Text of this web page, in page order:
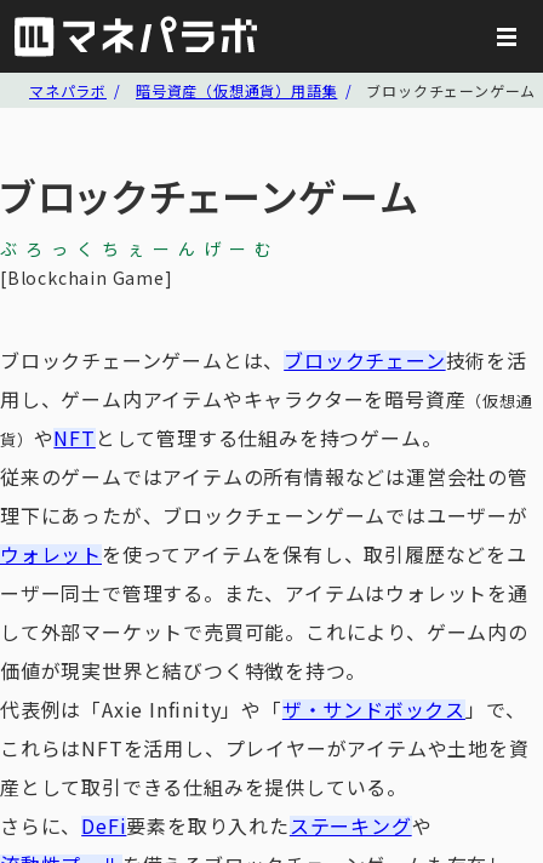
マネパラボ 暗号資産（仮想通貨）用語集 ブロックチェーンゲーム
ブロックチェーンゲーム
ぶろっくちぇーんげーむ
Blockchain Game
ブロックチェーンゲームとは、ブロックチェーン技術を活
用し、ゲーム内アイテムやキャラクターを暗号資産 （仮想通
貨） やNFTとして管理する仕組みを持つゲーム。
従来のゲームではアイテムの所有情報などは運営会社の管
理下にあったが、ブロックチェーンゲームではユーザーが
ウォレットを使ってアイテムを保有し、取引履歴などをユ
ーザー同士で管理する。また、アイテムはウォレットを通
して外部マーケットで売買可能。これにより、ゲーム内の
価値が現実世界と結びつく特徴を持つ。
代表例は「Axie Infinity」や「ザ・サンドボックス」で、
これらはNFTを活用し、プレイヤーがアイテムや土地を資
産として取引できる仕組みを提供している。
さらに、DeFi要素を取り入れたステーキングや